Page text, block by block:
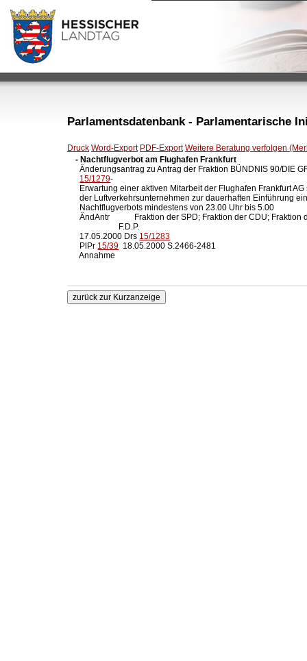
Parlamentsdatenbank - Parlamentarische
Druck Word-Export PDF-Export Weitere Beratung verfolgen
- Nachtflugverbot am Flughafen Frankfurt
Änderungsantrag zu Antrag der Fraktion BÜNDNIS 90/DIE
15/1279-
Erwartung einer aktiven Mitarbeit der Flughafen Frankfurt
der Luftverkehrsunternehmen zur dauerhaften Einführung
  Nachtflugverbots mindestens von 23.00 Uhr bis 5.00
ÄndAntr            Fraktion der SPD; Fraktion der CDU; Fraktion
                     F.D.P.
  17.05.2000 Drs
15/1283
  PlPr
15/39
  18.05.2000 S.2466-2481
  Annahme